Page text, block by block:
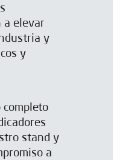
a elevar
y
y
stand y
a